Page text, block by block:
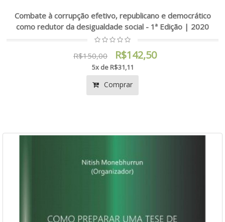
Combate à corrupção efetivo, republicano e democrático
como redutor da desigualdade social - 1ª Edição | 2020
R$150,00 R$142,50
5x de R$31,11
Comprar